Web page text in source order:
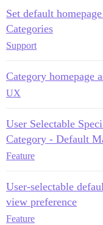
Set default
Categories
Support
Category homepage
UX
User Selectable
Category - Default
Feature
User-selectable
view preference
Feature